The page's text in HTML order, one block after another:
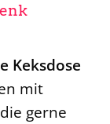
Keksdose
mit
gerne